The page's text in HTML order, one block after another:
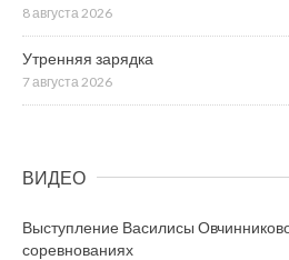
8 августа 2026
Утренняя зарядка
7 августа 2026
ВИДЕО
Выступление Василисы
соревнованиях